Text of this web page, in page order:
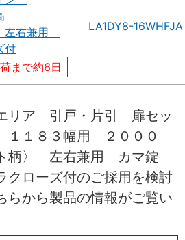
左右兼用
付
まで約6日
LA1DY8-16WHFJA
リア 引戸・片引 扉セッ
１８３幅用 ２０００
柄〉 左右兼用 カマ錠
ローズ付のご採用を検討
らから製品の情報がご覧い